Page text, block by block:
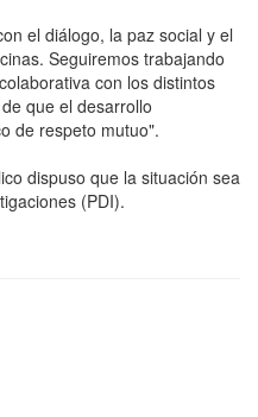
el diálogo, la paz social y el
Seguiremos trabajando
con los distintos
que el desarrollo
de respeto mutuo".
dispuso que la situación sea
(PDI).